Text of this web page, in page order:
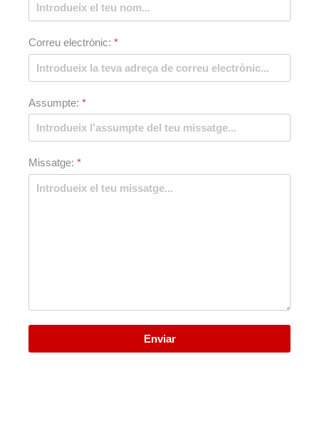
Correu electrònic: *
Assumpte: *
Missatge: *
Enviar